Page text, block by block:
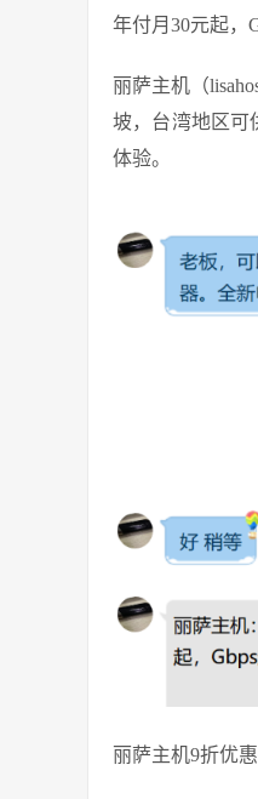
年付月30元起，
丽萨主机（
坡，台湾地区可
体验。
丽萨主机9折优惠